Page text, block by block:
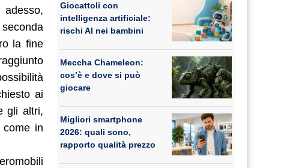
la fine
ai
gli altri,
in
Giocattoli con
intelligenza artificiale:
rischi AI nei bambini
Meccha Chameleon:
cos’è e dove si può
giocare
Migliori smartphone
2026: quali sono,
rapporto qualità prezzo